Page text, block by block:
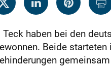
haben bei den
Beide